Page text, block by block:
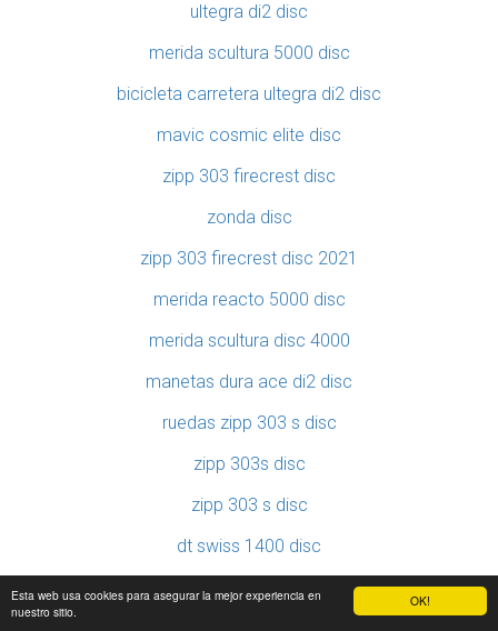
OK!
Esta web usa cookies para asegurar la mejor experiencia en
nuestro sitio.
ultegra di2 disc
merida scultura 5000 disc
bicicleta carretera ultegra di2 disc
mavic cosmic elite disc
zipp 303 firecrest disc
zonda disc
zipp 303 firecrest disc 2021
merida reacto 5000 disc
merida scultura disc 4000
manetas dura ace di2 disc
ruedas zipp 303 s disc
zipp 303s disc
zipp 303 s disc
dt swiss 1400 disc
merida scultura 4000 disc